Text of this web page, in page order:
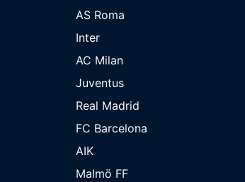
AS Roma
Inter
AC Milan
Juventus
Real Madrid
FC Barcelona
AIK
Malmö FF